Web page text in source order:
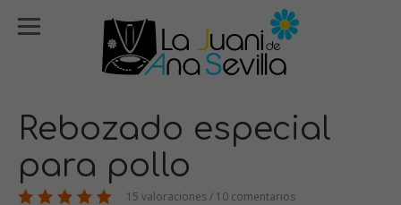
Rebozado especial
para pollo
15 valoraciones / 10 comentarios